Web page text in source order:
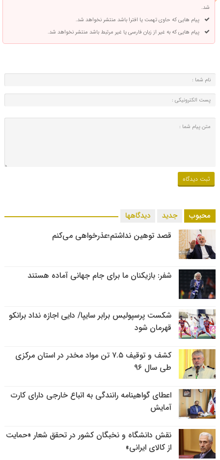
شد.
پیام هایی که حاوی تهمت یا افترا باشد منتشر نخواهد شد.
پیام هایی که به غیر از زبان فارسی یا غیر مرتبط باشد منتشر نخواهد شد.
محبوب جدید دیدگاهها
قصد توهین نداشتم؛عذرخواهی می‌کنم
شفر: بازیکنان ما برای جام جهانی آماده هستند
شکست پرسپولیس برابر سایپا/ دایی اجازه نداد برانکو
قهرمان شود
کشف و توقیف ۷.۵ تن مواد مخدر در استان مرکزی
طی سال ۹۶
اعطای گواهینامه رانندگی به اتباع خارجی دارای کارت
آمایش
نقش دانشگاه و نخبگان کشور در تحقق شعار «حمایت
از کالای ایرانی»